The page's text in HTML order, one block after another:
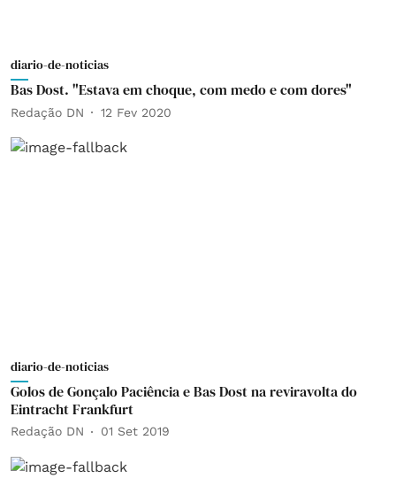
diario-de-noticias
Bas Dost. "Estava em choque, com medo e com dores"
Redação DN 12 Fev 2020
diario-de-noticias
Golos de Gonçalo Paciência e Bas Dost na reviravolta do
Eintracht Frankfurt
Redação DN 01 Set 2019